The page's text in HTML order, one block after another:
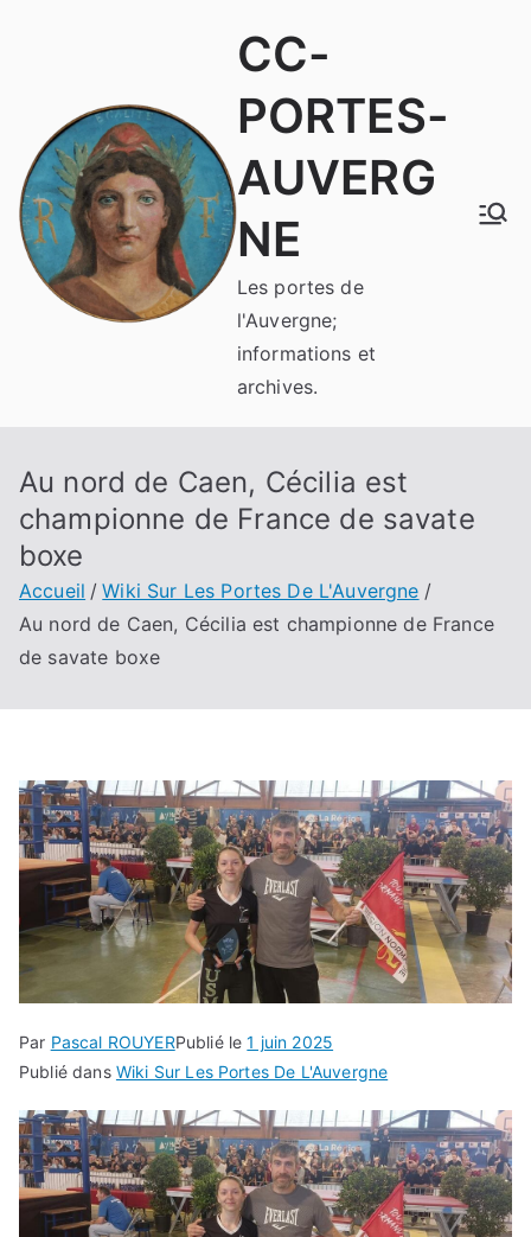
CC-
PORTES-
AUVERG
NE
Les portes de
l'Auvergne;
informations et
archives.
Au nord de Caen, Cécilia est
championne de France de savate
boxe
Accueil
Wiki Sur Les Portes De L'Auvergne
Au nord de Caen, Cécilia est championne de France
de savate boxe
Par Pascal ROUYERPublié le1 juin 2025
Publié dans Wiki Sur Les Portes De L'Auvergne